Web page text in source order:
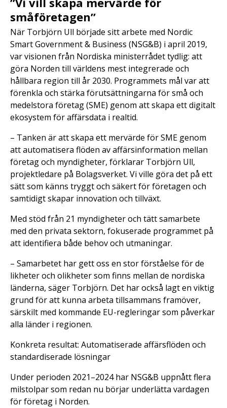
småföretagen”
När Torbjörn Ull började sitt arbete med Nordic
Smart Government & Business (NSG&B) i april 2019,
var visionen från Nordiska ministerrådet tydlig: att
göra Norden till världens mest integrerade och
hållbara region till år 2030. Programmets mål var att
förenkla och stärka förutsättningarna för små och
medelstora företag (SME) genom att skapa ett digitalt
ekosystem för affärsdata i realtid.
– Tanken är att skapa ett mervärde för SME genom
att automatisera flöden av affärsinformation mellan
företag och myndigheter, förklarar Torbjörn Ull,
projektledare på Bolagsverket. Vi ville göra det på ett
sätt som känns tryggt och säkert för företagen och
samtidigt skapar innovation och tillväxt.
Med stöd från 21 myndigheter och tätt samarbete
med den privata sektorn, fokuserade programmet på
att identifiera både behov och utmaningar.
– Samarbetet har gett oss en stor förståelse för de
likheter och olikheter som finns mellan de nordiska
länderna, säger Torbjörn. Det har också lagt en viktig
grund för att kunna arbeta tillsammans framöver,
särskilt med kommande EU-regleringar som påverkar
alla länder i regionen.
Konkreta resultat: Automatiserade affärsflöden och
standardiserade lösningar
Under perioden 2021–2024 har NSG&B uppnått flera
milstolpar som redan nu börjar underlätta vardagen
för företag i Norden.